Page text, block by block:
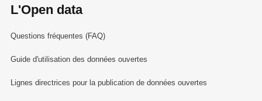
L'Open data
Questions fréquentes (FAQ)
Guide d'utilisation des données ouvertes
Lignes directrices pour la publication de données ouvertes